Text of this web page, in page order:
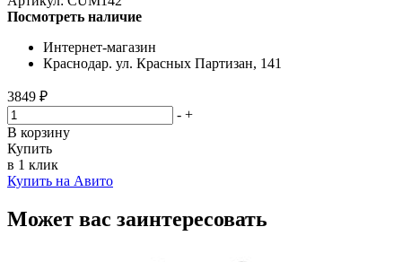
Посмотреть наличие
Интернет-магазин
Краснодар. ул. Красных Партизан, 141
3849 ₽
- +
В корзину
Купить
в 1 клик
Купить на Авито
Может вас заинтересовать